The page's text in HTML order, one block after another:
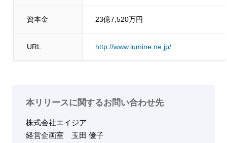
資本金 23億7,520万円
URL http://www.lumine.ne.jp/
本リリースに関するお問い合わせ先
株式会社エイジア
経営企画室 玉田 優子